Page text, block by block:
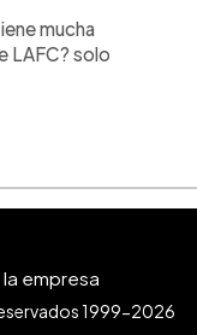
mucha
LAFC? solo
1999-2026